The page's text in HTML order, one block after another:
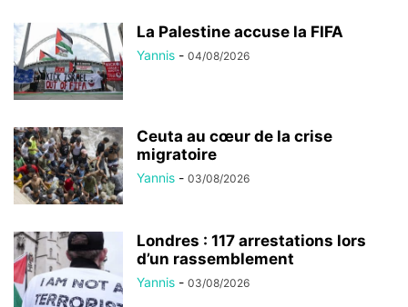
La Palestine accuse la FIFA
Yannis - 04/08/2026
Ceuta au cœur de la crise
migratoire
Yannis - 03/08/2026
Londres : 117 arrestations lors
d’un rassemblement
Yannis - 03/08/2026